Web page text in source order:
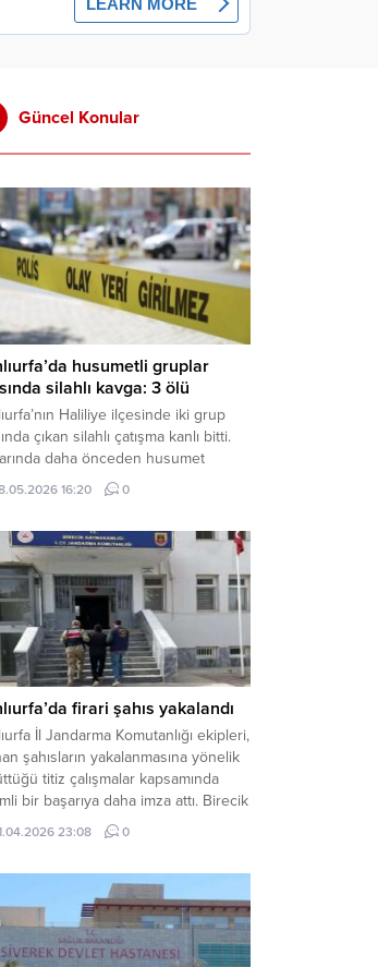
Güncel Konular
husumetli gruplar
silahlı kavga: 3 ölü
Haliliye ilçesinde iki grup
çıkan silahlı çatışma kanlı bitti.
daha önceden husumet
öğrenilen tarafların kavgası
3 kişi olay yerinde yaşamını
bağlı kırsal Konaç Mahallesi’nde
geldi. Edinilen bilgilere göre,
husumet bulunan iki grup
henüz belirlenemeyen bir...
16:20 0
firari şahıs yakalandı
İl Jandarma Komutanlığı ekipleri,
şahısların yakalanmasına yönelik
titiz çalışmalar kapsamında
bir başarıya daha imza attı. Birecik
düzenlenen operasyonla,
kesinleşmiş hapis cezası
edildi. Haber Merkezi – Şanlıurfa
İl Basın ve Halkla İlişkiler
tarafından yapılan açıklamaya
İl...
23:08 0